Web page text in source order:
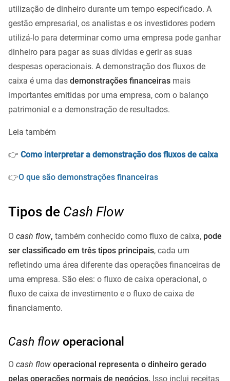
utilização de dinheiro durante um tempo especificado. A
gestão empresarial, os analistas e os investidores podem
utilizá-lo para determinar como uma empresa pode ganhar
dinheiro para pagar as suas dívidas e gerir as suas
despesas operacionais. A demonstração dos fluxos de
caixa é uma das demonstrações financeiras mais
importantes emitidas por uma empresa, com o balanço
patrimonial e a demonstração de resultados.
Leia também
👉 Como interpretar a demonstração dos fluxos de caixa
👉O que são demonstrações financeiras
Tipos de Cash Flow
O cash flow, também conhecido como fluxo de caixa, pode
ser classificado em três tipos principais, cada um
refletindo uma área diferente das operações financeiras de
uma empresa. São eles: o fluxo de caixa operacional, o
fluxo de caixa de investimento e o fluxo de caixa de
financiamento.
Cash flow operacional
O cash flow operacional representa o dinheiro gerado
pelas operações normais de negócios. Isso inclui receitas